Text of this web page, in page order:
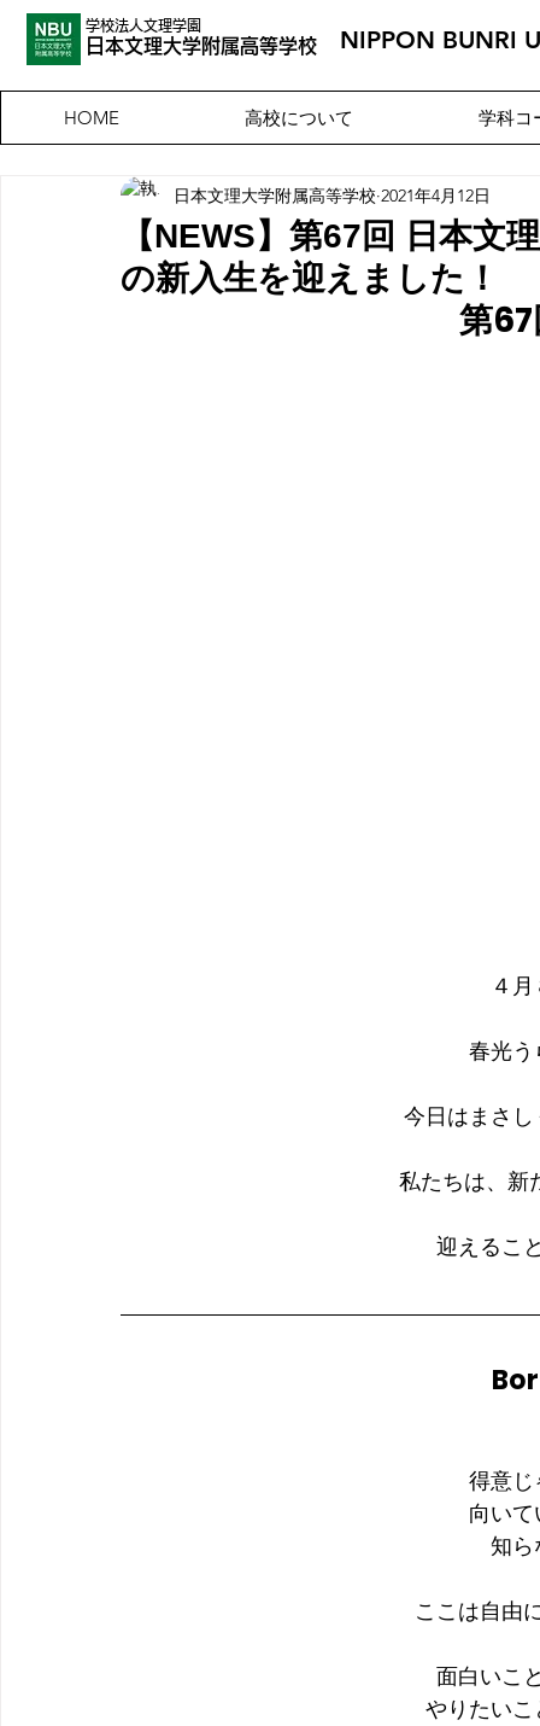
学校法人文理学園
​日本文理大学附属高等学校 NIPPON BUNRI
HOME 高校について 学科コ
【NEWS】第67回 日本文
の新入生を迎えました！
日本文理大学附属高等学校 2021年4月12日
第
４
春光う
今日はまさ
私たちは、新
迎えるこ
得意じ
向い
知ら
ここは自由
面白いこ
やりたい